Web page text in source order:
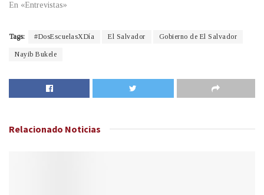
En «Entrevistas»
Tags: #DosEscuelasXDía El Salvador Gobierno de El Salvador
Nayib Bukele
Relacionado Noticias